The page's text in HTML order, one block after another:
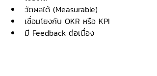
วัดผลได้ (Measurable)
เชื่อมโยงกับ OKR หรือ KPI
มี Feedback ต่อเนื่อง